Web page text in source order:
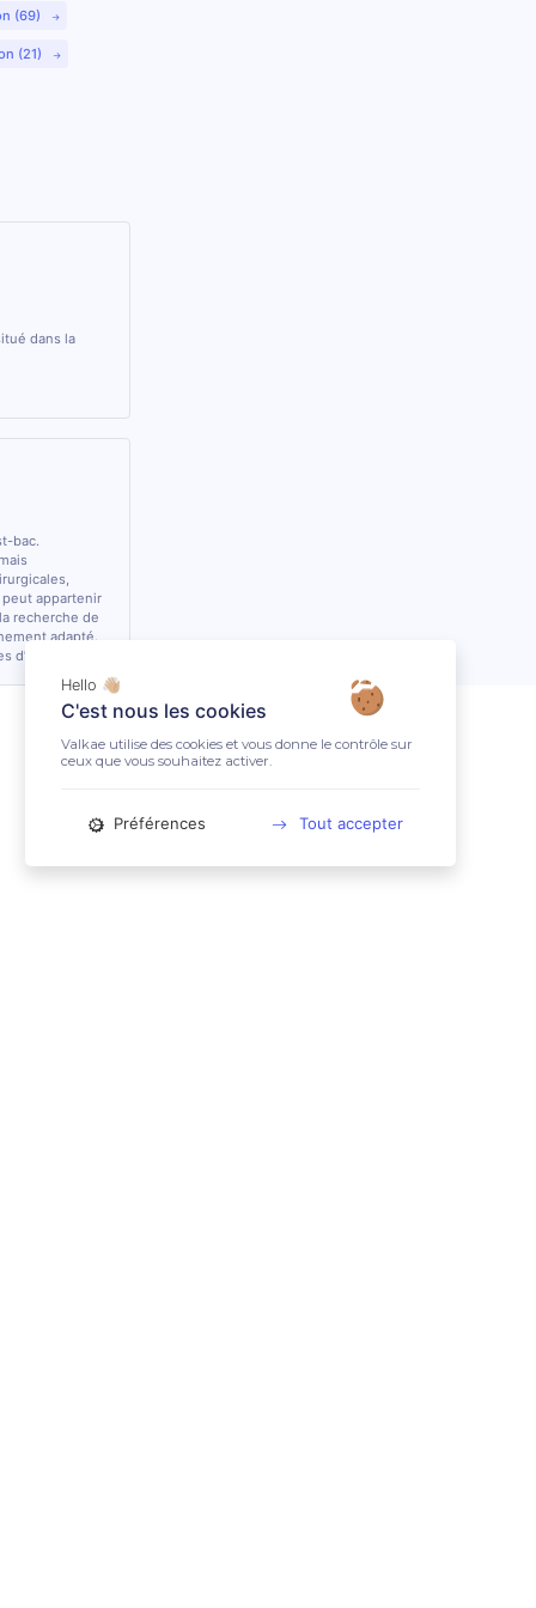
(69)
(21)
dans la
bac.
appartenir
recherche de
adapté.
Hello 👋🏼
C'est nous les cookies
Valkae utilise des cookies et vous donne le contrôle sur
ceux que vous souhaitez activer.
Préférences Tout accepter